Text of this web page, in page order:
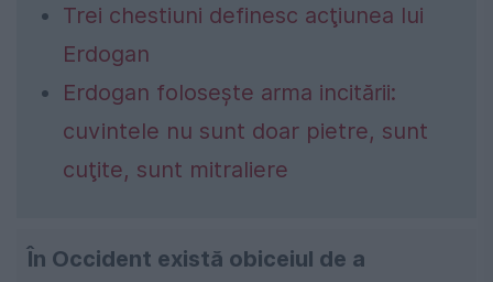
Trei chestiuni definesc acţiunea lui
Erdogan
Erdogan foloseşte arma incitării:
cuvintele nu sunt doar pietre, sunt
cuţite, sunt mitraliere
În Occident există obiceiul de a